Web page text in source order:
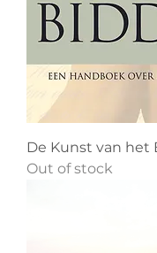
De Kunst van het
Out of stock